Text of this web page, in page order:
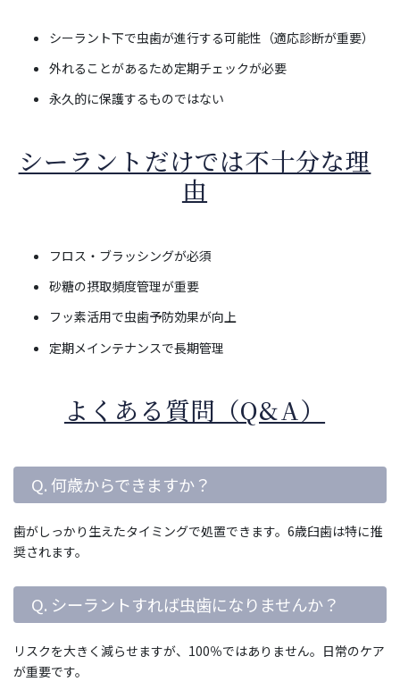
シーラント下で虫歯が進行する可能性（適応診断が重要）
外れることがあるため定期チェックが必要
永久的に保護するものではない
シーラントだけでは不十分な理
由
フロス・ブラッシングが必須
砂糖の摂取頻度管理が重要
フッ素活用で虫歯予防効果が向上
定期メインテナンスで長期管理
よくある質問（Q&A）
Q. 何歳からできますか？
歯がしっかり生えたタイミングで処置できます。6歳臼歯は特に推
奨されます。
Q. シーラントすれば虫歯になりませんか？
リスクを大きく減らせますが、100％ではありません。日常のケア
が重要です。